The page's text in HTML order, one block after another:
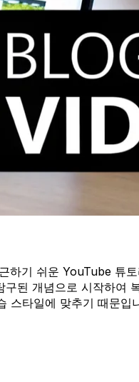
기 쉬운 YouTube 튜
된 개념으로 시작하여
스타일에 맞추기 때문입